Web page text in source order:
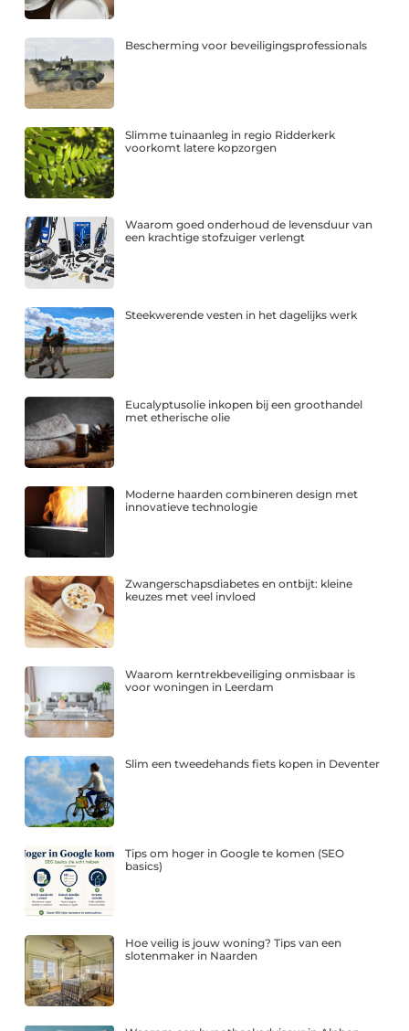
Bescherming voor beveiligingsprofessionals
Slimme tuinaanleg in regio Ridderkerk
voorkomt latere kopzorgen
Waarom goed onderhoud de levensduur van
een krachtige stofzuiger verlengt
Steekwerende vesten in het dagelijks werk
Eucalyptusolie inkopen bij een groothandel
met etherische olie
Moderne haarden combineren design met
innovatieve technologie
Zwangerschapsdiabetes en ontbijt: kleine
keuzes met veel invloed
Waarom kerntrekbeveiliging onmisbaar is
voor woningen in Leerdam
Slim een tweedehands fiets kopen in Deventer
Tips om hoger in Google te komen (SEO
basics)
Hoe veilig is jouw woning? Tips van een
slotenmaker in Naarden